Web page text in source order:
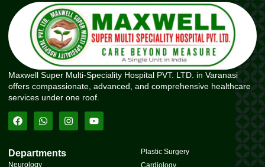
Maxwell Super Multi-Speciality Hospital PVT. LTD. in Varanasi
offers compassionate, advanced, and comprehensive healthcare
services under one roof.
Departments
Neurology
Plastic Surgery